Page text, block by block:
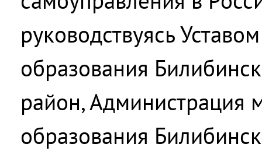
руководствуясь
образования
район, Администрация
образования